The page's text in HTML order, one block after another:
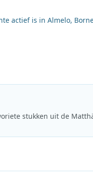
actief is in Almelo,